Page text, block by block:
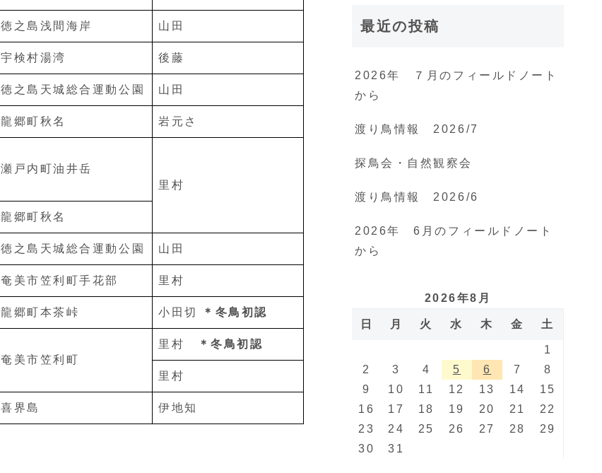
徳之島浅間海岸 山田
宇検村湯湾 後藤
徳之島天城総合運動公園 山田
龍郷町秋名 岩元さ
瀬戸内町油井岳
里村
龍郷町秋名
徳之島天城総合運動公園 山田
奄美市笠利町手花部 里村
龍郷町本茶峠 小田切 ＊冬鳥初認
奄美市笠利町
里村 ＊冬鳥初認
里村
喜界島 伊地知
最近の投稿
2026年 ７月のフィールドノート
から
渡り鳥情報 2026/7
探鳥会・自然観察会
渡り鳥情報 2026/6
2026年 6月のフィールドノート
から
2026年8月
日 月 火 水 木 金 土
1
2
3 4 5 6 7
8
9
10 11 12 13 14
15
16
17 18 19 20 21
22
23
24 25 26 27 28
29
30
31